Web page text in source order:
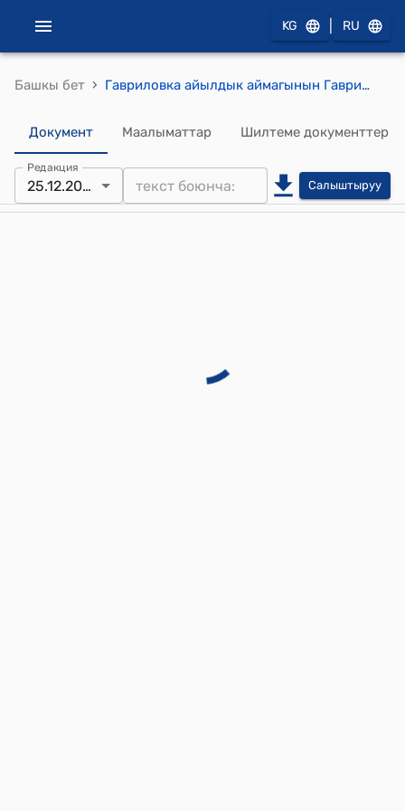
KG RU
Башкы бет › Гавриловка айылдык аймагынын Гавриловка айылдык кеңешинин 2025-жылдын 25 декабрындагы №11/70 "Гавриловка айылдык кенешинин төрагасынын орун басарынын кызмат ордуна кайра шайлоо жөнүндө" токтому
Документ Маалыматтар Шилтеме документтер
Редакция
25.12.2025 Салыштыруу